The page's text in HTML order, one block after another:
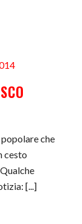
popolare che
cesto
[...]